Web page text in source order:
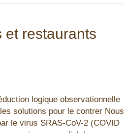
et restaurants
logique observationnelle
solutions pour le contrer Nous
le virus SRAS-CoV-2 (COVID